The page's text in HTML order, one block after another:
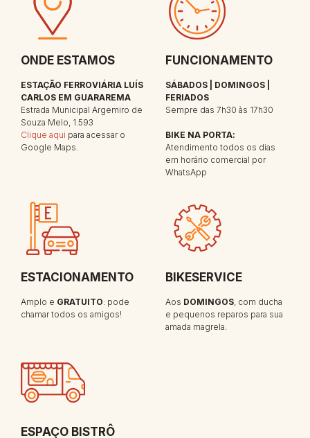
ONDE ESTAMOS
ESTAÇÃO FERROVIÁRIA LUÍS
CARLOS EM GUARAREMA
Estrada Municipal Argemiro de
Souza Melo, 1.593
Clique aqui para acessar o
Google Maps.
FUNCIONAMENTO
SÁBADOS | DOMINGOS |
FERIADOS
Sempre das 7h30 às 17h30
BIKE NA PORTA:
Atendimento todos os dias
em horário comercial por
WhatsApp
ESTACIONAMENTO
Amplo e GRATUITO: pode
chamar todos os amigos!
BIKESERVICE
Aos DOMINGOS , com ducha
e pequenos reparos para sua
amada magrela.
ESPAÇO BISTRÔ